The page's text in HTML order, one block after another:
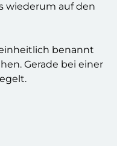
wiederum auf den
benannt
Gerade bei einer